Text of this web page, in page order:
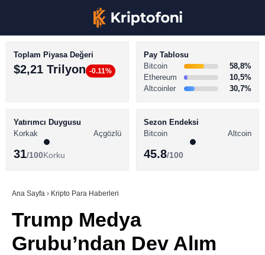
TikTok
BİTCOİN HABERLERİ
ALTCOİN HABERLERİ
SÖZLÜK
Toplam Piyasa Değeri
$2,21 Trilyon -0.11%
Pay Tablosu
Bitcoin
58,8%
Ethereum
10,5%
Altcoinler
30,7%
Yatırımcı Duygusu
Korkak
Açgözlü
31/100Korku
Sezon Endeksi
Bitcoin
Altcoin
45.8/100
Ana Sayfa › Kripto Para Haberleri
Trump Medya
Grubu’ndan Dev Alım